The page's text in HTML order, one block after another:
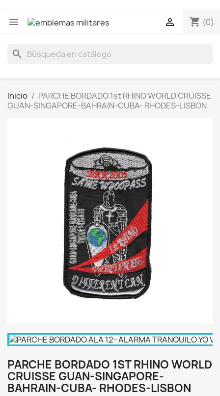
 shopping_cart (0)

search
Inicio
PARCHE BORDADO 1st RHINO WORLD CRUISSE
GUAN-SINGAPORE-BAHRAIN-CUBA- RHODES-LISBON
PARCHE BORDADO 1ST RHINO WORLD
CRUISSE GUAN-SINGAPORE-
BAHRAIN-CUBA- RHODES-LISBON